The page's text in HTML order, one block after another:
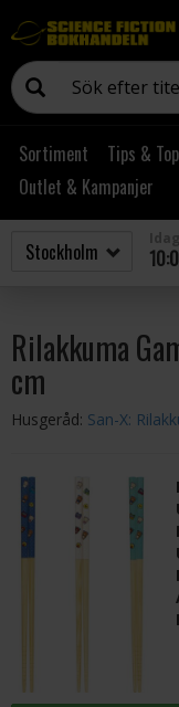
Sortiment Tips &
Outlet & Kampanjer
Rilakkuma
cm
Husgeråd: San-X: